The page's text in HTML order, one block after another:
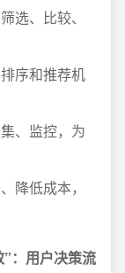
选、比较、
序和推荐机
、监控，为
降低成本，
：用户决策流